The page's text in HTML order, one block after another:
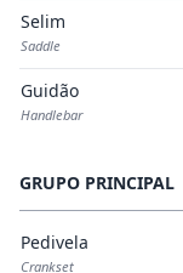
Selim
Saddle
Guidão
Handlebar
GRUPO PRINCIPAL
Pedivela
Crankset